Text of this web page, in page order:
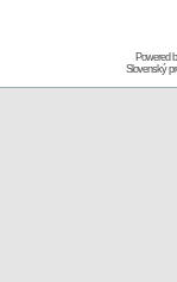
Powered
Slovenský